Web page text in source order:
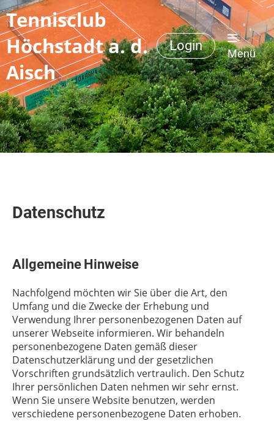
Tennisclub
Höchstadt a. d.
Aisch
Login
Menü
Datenschutz
AllgemeineHinweise
Nachfolgend möchten wir Sie über die Art, den
Umfang und die Zwecke der Erhebung und
Verwendung Ihrer personenbezogenen Daten auf
unserer Webseite informieren. Wir behandeln
personenbezogene Daten gemäß dieser
Datenschutzerklärung und der gesetzlichen
Vorschriften grundsätzlich vertraulich. Den Schutz
Ihrer persönlichen Daten nehmen wir sehr ernst.
Wenn Sie unsere Website benutzen, werden
verschiedene personenbezogene Daten erhoben.